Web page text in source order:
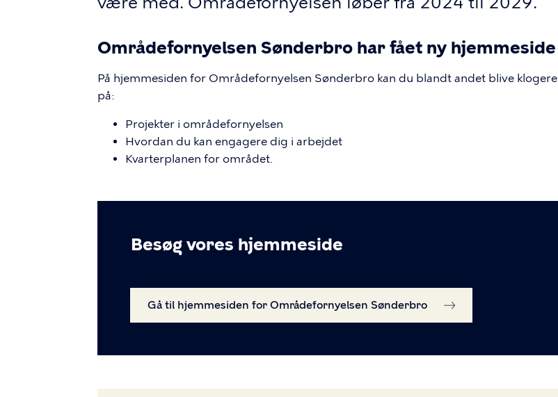
Områdefornyelsen Sønderbro har fået ny hjemmeside
På hjemmesiden for Områdefornyelsen Sønderbro kan du blandt andet blive klogere
på:
Projekter i områdefornyelsen
Hvordan du kan engagere dig i arbejdet
Kvarterplanen for området.
Besøg vores hjemmeside
Gå til hjemmesiden for Områdefornyelsen Sønderbro